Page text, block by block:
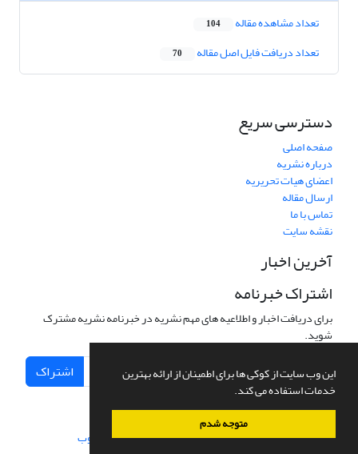
این وب سایت از کوکی ها برای اطمینان از ارائه بهترین
خدمات استفاده می کند.
متوجه شدم
تعداد مشاهده مقاله 104
تعداد دریافت فایل اصل مقاله 70
دسترسی سریع
صفحه اصلی
درباره نشریه
اعضای هیات تحریریه
ارسال مقاله
تماس با ما
نقشه سایت
آخرین اخبار
اشتراک خبرنامه
برای دریافت اخبار و اطلاعیه های مهم نشریه در خبرنامه نشریه مشترک
شوید.
اشتراک
سامانه مدیریت نشریات علمی.طراحی و پیاده سازی از سیناوب